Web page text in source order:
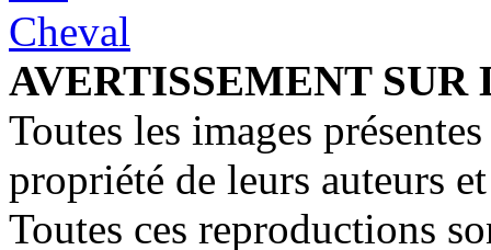
AVERTISSEMENT
Toutes les images
propriété de leurs auteurs
Toutes ces reproductions